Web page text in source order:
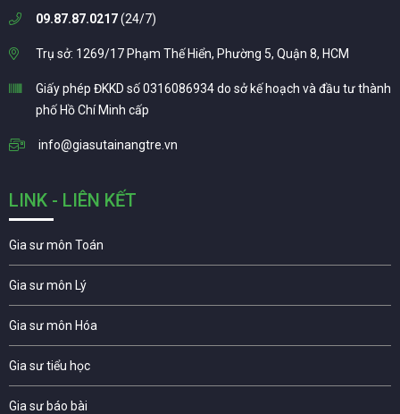
09.87.87.0217(24/7)
Trụ sở: 1269/17 Phạm Thế Hiển, Phường 5, Quận 8, HCM
Giấy phép ĐKKD số 0316086934 do sở kế hoạch và đầu tư thành
phố Hồ Chí Minh cấp
info@giasutainangtre.vn
LINK - LIÊN KẾT
Gia sư môn Toán
Gia sư môn Lý
Gia sư môn Hóa
Gia sư tiểu học
Gia sư báo bài